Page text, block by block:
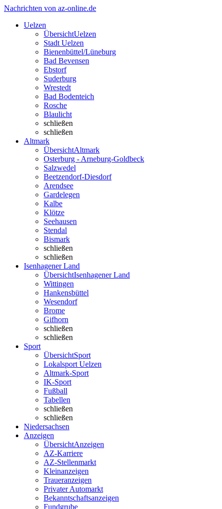
Nachrichten von az-online.de
Uelzen
ÜbersichtUelzen
Stadt Uelzen
Bienenbüttel/Lüneburg
Bad Bevensen
Ebstorf
Suderburg
Wrestedt
Bad Bodenteich
Rosche
Blaulicht
schließen
schließen
Altmark
ÜbersichtAltmark
Osterburg - Arneburg-Goldbeck
Salzwedel
Beetzendorf-Diesdorf
Arendsee
Gardelegen
Kalbe
Klötze
Seehausen
Stendal
Bismark
schließen
schließen
Isenhagener Land
ÜbersichtIsenhagener Land
Wittingen
Hankensbüttel
Wesendorf
Brome
Gifhorn
schließen
schließen
Sport
ÜbersichtSport
Lokalsport Uelzen
Altmark-Sport
IK-Sport
Fußball
Tabellen
schließen
schließen
Niedersachsen
Anzeigen
ÜbersichtAnzeigen
AZ-Karriere
AZ-Stellenmarkt
Kleinanzeigen
Traueranzeigen
Privater Automarkt
Bekanntschaftsanzeigen
Fundgrube